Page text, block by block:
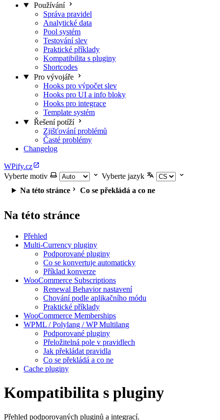
Používání
Správa pravidel
Analytické data
Pool systém
Testování slev
Praktické příklady
Kompatibilita s pluginy
Shortcodes
Pro vývojáře
Hooks pro výpočet slev
Hooks pro UI a info bloky
Hooks pro integrace
Template systém
Řešení potíží
Zjišťování problémů
Časté problémy
Changelog
WPify.cz
Vyberte motiv
Vyberte jazyk
Na této stránce
Co se překládá a co ne
Na této stránce
Přehled
Multi-Currency pluginy
Podporované pluginy
Co se konvertuje automaticky
Příklad konverze
WooCommerce Subscriptions
Renewal Behavior nastavení
Chování podle aplikačního módu
Praktické příklady
WooCommerce Memberships
WPML / Polylang / WP Multilang
Podporované pluginy
Přeložitelná pole v pravidlech
Jak překládat pravidla
Co se překládá a co ne
Cache pluginy
Kompatibilita s pluginy
Přehled podporovaných pluginů a integrací.